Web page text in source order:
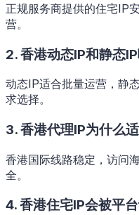
正规服务商提供的住宅IP
营。
2. 香港动态IP和静态
动态IP适合批量运营，静
求选择。
3. 香港代理IP为什么
香港国际线路稳定，访问
全。
4. 香港住宅IP会被平